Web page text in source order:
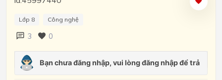
Lớp 8 Công nghệ
3 0